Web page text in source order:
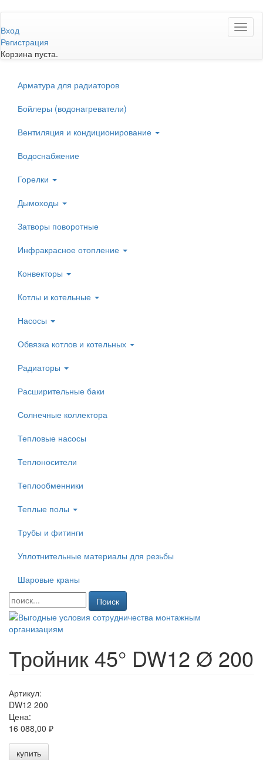
к
основному
содержанию
Вход
Регистрация
Корзина пуста.
Арматура для радиаторов
Бойлеры (водонагреватели)
Вентиляция и кондиционирование
Водоснабжение
Горелки
Дымоходы
Затворы поворотные
Инфракрасное отопление
Конвекторы
Котлы и котельные
Насосы
Обвязка котлов и котельных
Радиаторы
Расширительные баки
Солнечные коллектора
Тепловые насосы
Теплоносители
Теплообменники
Теплые полы
Трубы и фитинги
Уплотнительные материалы для резьбы
Шаровые краны
Поиск
Тройник 45° DW12 Ø 200
Артикул:
DW12 200
Цена:
16 088,00 ₽
купить